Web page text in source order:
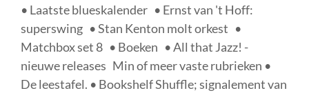
• Laatste blueskalender • Ernst van 't Hoff:
superswing • Stan Kenton molt orkest •
Matchbox set 8 • Boeken • All that Jazz! -
nieuwe releases Min of meer vaste rubrieken •
De leestafel. • Bookshelf Shuffle; signalement van